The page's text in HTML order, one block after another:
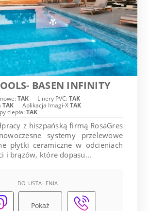
BASEN INFINITY
TAK Linery PVC:TAK
TAK Aplikacja Imagi-XTAK
ciepła:TAK
z hiszpańską firmą RosaGres
systemy przelewowe
płytki ceramiczne w odcieniach
i brązów, które dopasu...
DO USTALENIA
Pokaż